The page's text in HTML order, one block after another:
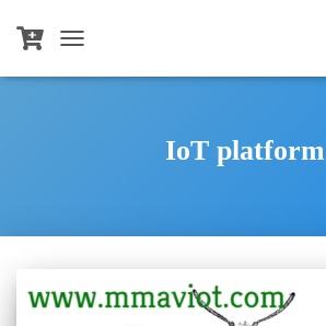
TOGGLE
NAVIGATION
IoT platform